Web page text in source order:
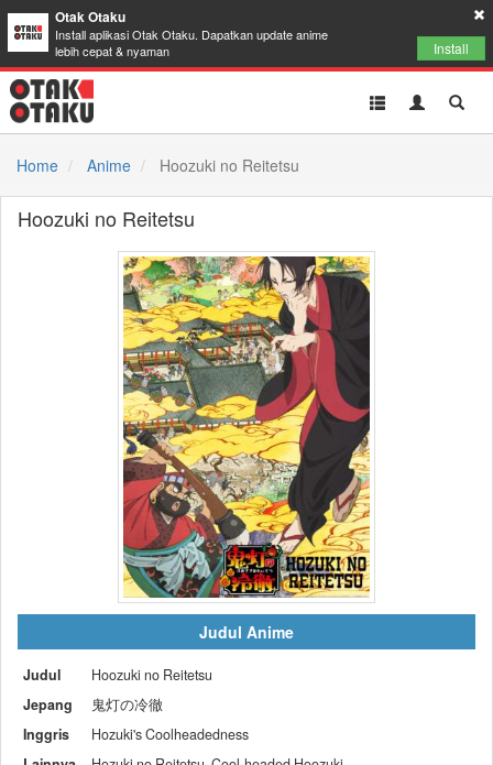
Otak Otaku
Install aplikasi Otak Otaku. Dapatkan update anime
lebih cepat & nyaman
Install
Toggle
Toggle
Home
Anime Hoozuki no Reitetsu
Hoozuki no Reitetsu
Judul Anime
Judul
Hoozuki no Reitetsu
Jepang
鬼灯の冷徹
Inggris
Hozuki's Coolheadedness